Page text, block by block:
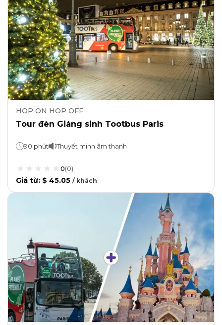
HOP ON HOP OFF
Tour đèn Giáng sinh Tootbus Paris
90 phút Thuyết minh âm thanh
0(0)
Giá từ: $ 45.05 / khách